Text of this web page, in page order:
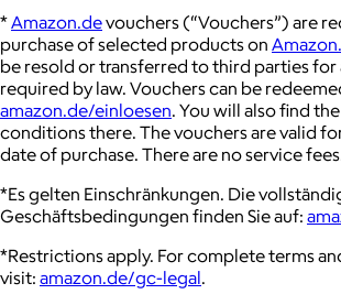
*Amazon.devouchers (“Vouchers”) are
purchase of selected products on
be resold or transferred to third parties for
required by law. Vouchers can be
amazon.de/einloesen. You will also ﬁnd
conditions there. The vouchers are valid
date of purchase. There are no service
*Es gelten Einschränkungen. Die
Geschäftsbedingungen finden Sie auf:
*Restrictions apply. For complete terms
visit: amazon.de/gc-legal.